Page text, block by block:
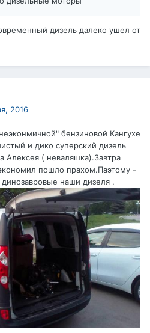
дизель далеко ушел от
2016
бензиновой Кангухе
и дико суперский дизель
Алексея ( неваляшка).Завтра
пошло прахом.Паэтому -
наши дизеля .